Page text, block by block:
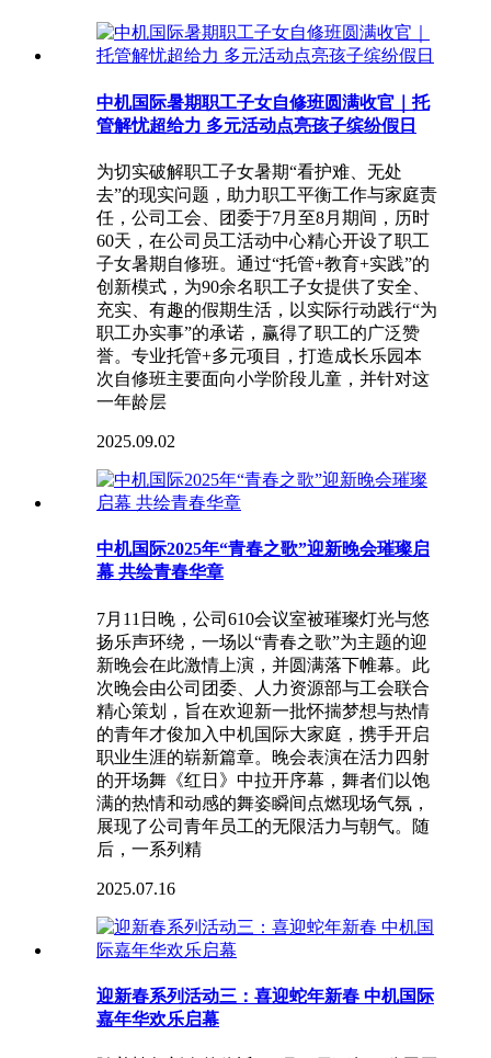
中机国际暑期职工子女自修班圆满收官｜托
管解忧超给力 多元活动点亮孩子缤纷假日
为切实破解职工子女暑期“看护难、无处
去”的现实问题，助力职工平衡工作与家庭责
任，公司工会、团委于7月至8月期间，历时
60天，在公司员工活动中心精心开设了职工
子女暑期自修班。通过“托管+教育+实践”的
创新模式，为90余名职工子女提供了安全、
充实、有趣的假期生活，以实际行动践行“为
职工办实事”的承诺，赢得了职工的广泛赞
誉。专业托管+多元项目，打造成长乐园本
次自修班主要面向小学阶段儿童，并针对这
一年龄层
2025.09.02
中机国际2025年“青春之歌”迎新晚会璀璨启
幕 共绘青春华章
7月11日晚，公司610会议室被璀璨灯光与悠
扬乐声环绕，一场以“青春之歌”为主题的迎
新晚会在此激情上演，并圆满落下帷幕。此
次晚会由公司团委、人力资源部与工会联合
精心策划，旨在欢迎新一批怀揣梦想与热情
的青年才俊加入中机国际大家庭，携手开启
职业生涯的崭新篇章。晚会表演在活力四射
的开场舞《红日》中拉开序幕，舞者们以饱
满的热情和动感的舞姿瞬间点燃现场气氛，
展现了公司青年员工的无限活力与朝气。随
后，一系列精
2025.07.16
迎新春系列活动三：喜迎蛇年新春 中机国际
嘉年华欢乐启幕